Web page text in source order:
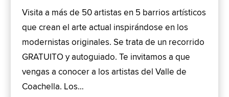
Visita a más de 50 artistas en 5 barrios artísticos
que crean el arte actual inspirándose en los
modernistas originales. Se trata de un recorrido
GRATUITO y autoguiado. Te invitamos a que
vengas a conocer a los artistas del Valle de
Coachella. Los…